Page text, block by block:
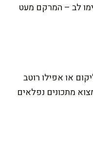
לב – המרקם מעט
או אפילו רוטב
מתכונים נפלאים